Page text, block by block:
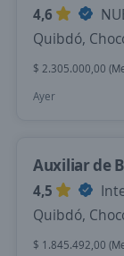
4,6
Quibdó,
$ 2.305.000,00
Ayer
Auxiliar de
4,5
Quibdó,
$ 1.845.492,00